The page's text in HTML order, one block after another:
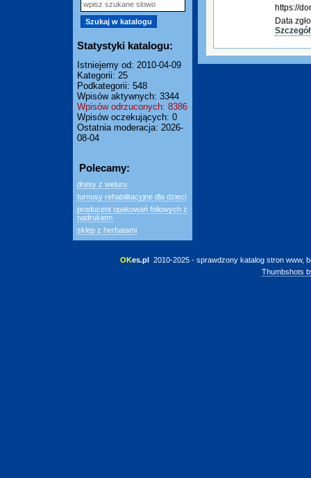
Statystyki katalogu:
Istniejemy od: 2010-04-09
Kategorii: 25
Podkategorii: 548
Wpisów aktywnych: 3344
Wpisów odrzuconych: 8386
Wpisów oczekujących: 0
Ostatnia moderacja: 2026-
08-04
Polecamy:
dresy z weluru
turnusy rehabilitacyjne dla dzieci
producent opakowań foliowych z
nadrukiem
sklep z herbatami
https://
Data
OKes.pl 2010-2025 - sprawdzony katalog stron www,
Thumbshots